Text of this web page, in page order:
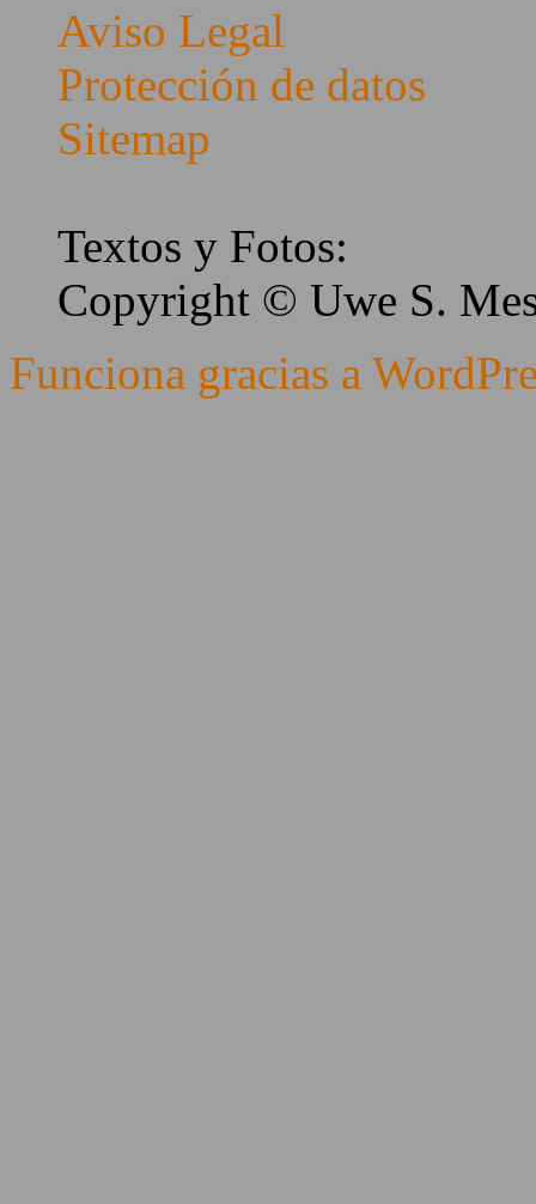
Aviso Legal
Protección de datos
Sitemap
Textos y Fotos:
Copyright © Uwe S.
Funciona gracias a